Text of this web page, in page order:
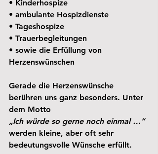
• Kinderhospize
• ambulante Hospizdienste
• Tageshospize
• Trauerbegleitungen
• sowie die Erfüllung von
Herzenswünschen
Gerade die Herzenswünsche
berühren uns ganz besonders. Unter
dem Motto
„Ich würde so gerne noch einmal …“
werden kleine, aber oft sehr
bedeutungsvolle Wünsche erfüllt.